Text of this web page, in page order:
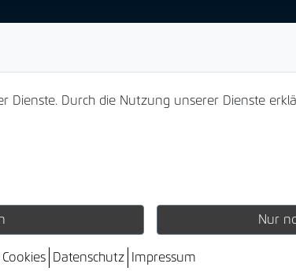
der Garant für schnelle Liquidität, dem Ankauf
zur Absicherung von Krediten)
Dienste. Durch die Nutzung unserer Dienste
Nur
Datenschutz Impressum